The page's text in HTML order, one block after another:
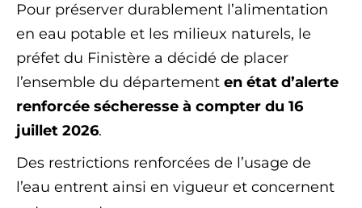
Pour préserver durablement l’alimentation
en eau potable et les milieux naturels, le
préfet du Finistère a décidé de placer
l’ensemble du département en état d’alerte
renforcée sécheresse à compter du 16
juillet 2026.
Des restrictions renforcées de l’usage de
l’eau entrent ainsi en vigueur et concernent